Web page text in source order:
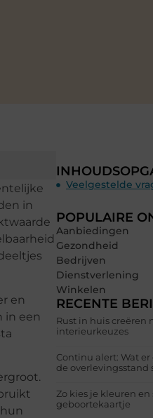
in
en
in een
Veelgestelde
POPULAIRE
Aanbiedingen
Gezondheid
Bedrijven
Dienstverlening
Winkelen
RECENTE
Rust in huis creëren
interieurkeuzes
Continu alert: Wat
de overlevingsstand
Zo kies je kleuren
geboortekaartje